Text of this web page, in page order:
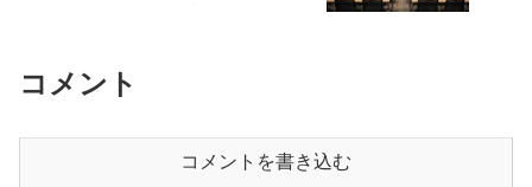
コメント
コメントを書き込む